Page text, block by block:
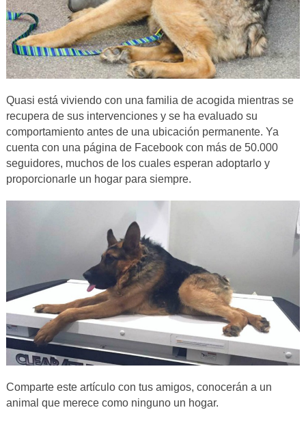
Quasi está viviendo con una familia de acogida mientras se
recupera de sus intervenciones y se ha evaluado su
comportamiento antes de una ubicación permanente. Ya
cuenta con una página de Facebook con más de 50.000
seguidores, muchos de los cuales esperan adoptarlo y
proporcionarle un hogar para siempre.
Comparte este artículo con tus amigos, conocerán a un
animal que merece como ninguno un hogar.